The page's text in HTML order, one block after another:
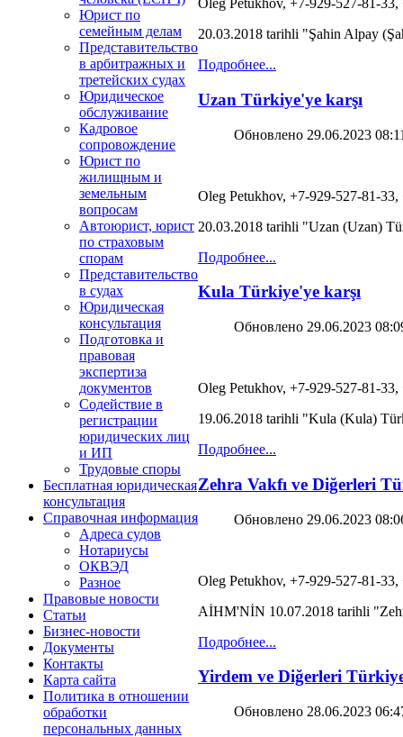
Юрист по
семейным делам
Представительство
в арбитражных и
третейских судах
Юридическое
обслуживание
Кадровое
сопровождение
Юрист по
жилищным и
земельным
вопросам
Автоюрист, юрист
по страховым
спорам
Представительство
в судах
Юридическая
консультация
Подготовка и
правовая
экспертиза
документов
Содействие в
регистрации
юридических лиц
и ИП
Трудовые споры
Бесплатная юридическая
консультация
Справочная информация
Адреса судов
Нотариусы
ОКВЭД
Разное
Правовые новости
Статьи
Бизнес-новости
Документы
Контакты
Карта сайта
Политика в отношении
обработки
персональных данных
Oleg Petukhov, +7-929-527-81-
20.03.2018 tarihli "Şahin Alpay
Подробнее...
Uzan Türkiye'ye karşı
Обновлено 29.06.2023
Oleg Petukhov, +7-929-527-81-
20.03.2018 tarihli "Uzan (Uzan)
Подробнее...
Kula Türkiye'ye karşı
Обновлено 29.06.2023
Oleg Petukhov, +7-929-527-81-
19.06.2018 tarihli "Kula (Kula)
Подробнее...
Zehra Vakfı ve Diğerleri
Обновлено 29.06.2023
Oleg Petukhov, +7-929-527-81-
AİHM'NİN 10.07.2018 tarihli
Подробнее...
Yirdem ve Diğerleri
Обновлено 28.06.2023